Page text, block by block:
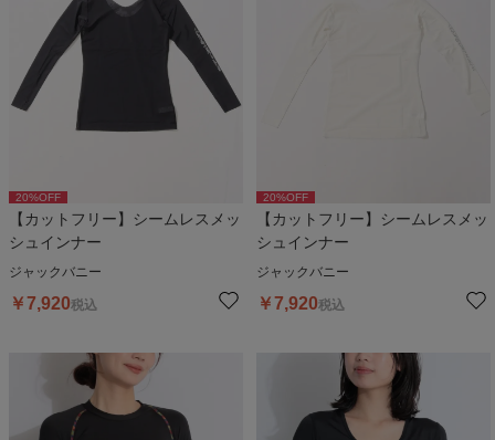
20%OFF
【カットフリー】シームレスメッ
シュインナー
ジャックバニー
￥7,920税込
20%OFF
【カットフリー】シームレスメッ
シュインナー
ジャックバニー
￥7,920税込